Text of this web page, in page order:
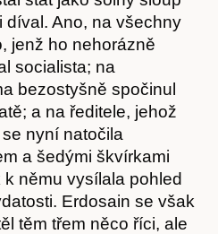
nás
díval. Ano, na všechny
jenž ho nehorázně
socialista; na
bezostyšně spočinul
a na ředitele, jehož
nyní natočila
a šedými škvírkami
němu vysílala pohled
Erdosain se však
těm třem něco říci, ale